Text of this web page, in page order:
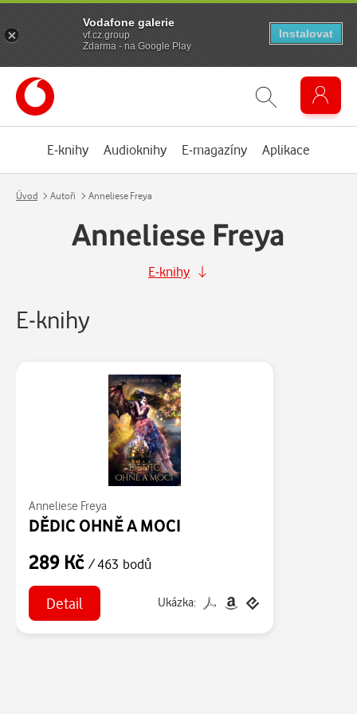
E-knihy Audioknihy E-magazíny Aplikace
Úvod Autoři Anneliese Freya
Anneliese Freya
E-knihy
E-knihy
Anneliese Freya
DĚDIC OHNĚ A MOCI
289 Kč / 463 bodů
Detail Ukázka:
Vodafone galerie
vf.cz.group
Zdarma - na Google Play
Instalovat